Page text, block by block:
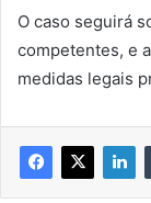
O caso seguirá
competentes, e
medidas legais